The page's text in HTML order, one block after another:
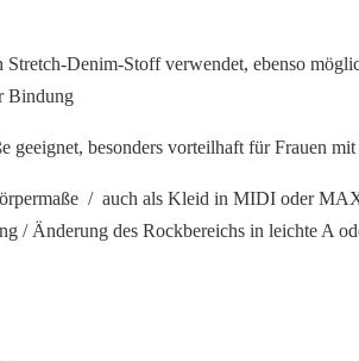
Denim-Stoff verwendet, ebenso
Bindung
geeignet, besonders vorteilhaft für Frauen mit
/ auch als Kleid in MIDI oder
/ Änderung des Rockbereichs in leichte A